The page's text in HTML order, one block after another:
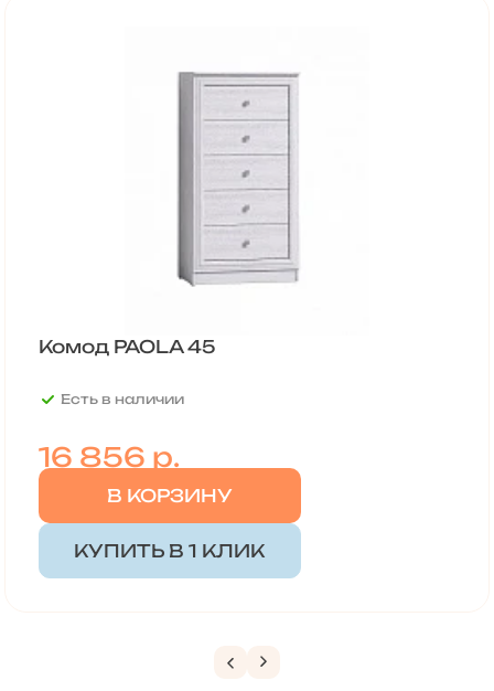
Комод PAOLA 45
Есть в наличии
16 856 р.
В КОРЗИНУ
КУПИТЬ В 1 КЛИК